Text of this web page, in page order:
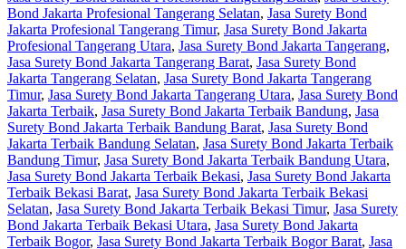
Bond Jakarta Profesional Tangerang Selatan, Jasa Surety Bond
Jakarta Profesional Tangerang Timur, Jasa Surety Bond Jakarta
Profesional Tangerang Utara, Jasa Surety Bond Jakarta Tangerang,
Jasa Surety Bond Jakarta Tangerang Barat, Jasa Surety Bond
Jakarta Tangerang Selatan, Jasa Surety Bond Jakarta Tangerang
Timur, Jasa Surety Bond Jakarta Tangerang Utara, Jasa Surety Bond
Jakarta Terbaik, Jasa Surety Bond Jakarta Terbaik Bandung, Jasa
Surety Bond Jakarta Terbaik Bandung Barat, Jasa Surety Bond
Jakarta Terbaik Bandung Selatan, Jasa Surety Bond Jakarta Terbaik
Bandung Timur, Jasa Surety Bond Jakarta Terbaik Bandung Utara,
Jasa Surety Bond Jakarta Terbaik Bekasi, Jasa Surety Bond Jakarta
Terbaik Bekasi Barat, Jasa Surety Bond Jakarta Terbaik Bekasi
Selatan, Jasa Surety Bond Jakarta Terbaik Bekasi Timur, Jasa Surety
Bond Jakarta Terbaik Bekasi Utara, Jasa Surety Bond Jakarta
Terbaik Bogor, Jasa Surety Bond Jakarta Terbaik Bogor Barat, Jasa